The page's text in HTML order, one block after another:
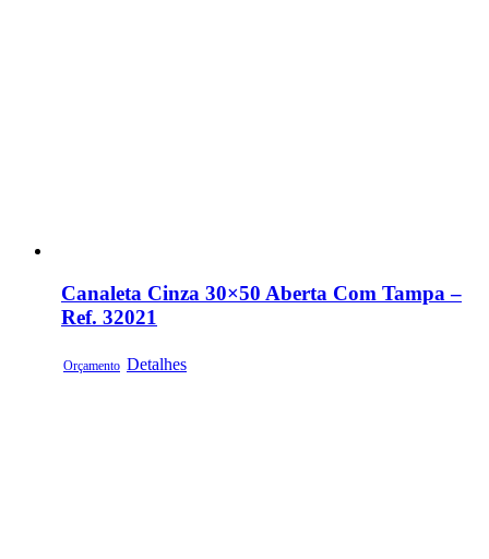
Canaleta Cinza 30×50 Aberta Com Tampa –
Ref. 32021
Orçamento Detalhes